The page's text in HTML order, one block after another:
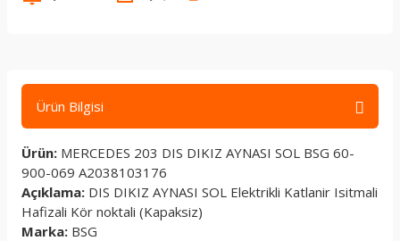
Ürün Bilgisi
Ürün: MERCEDES 203 DIS DIKIZ AYNASI SOL BSG 60-
900-069 A2038103176
Açıklama: DIS DIKIZ AYNASI SOL Elektrikli Katlanir Isitmali
Hafizali Kör noktali (Kapaksiz)
Marka: BSG